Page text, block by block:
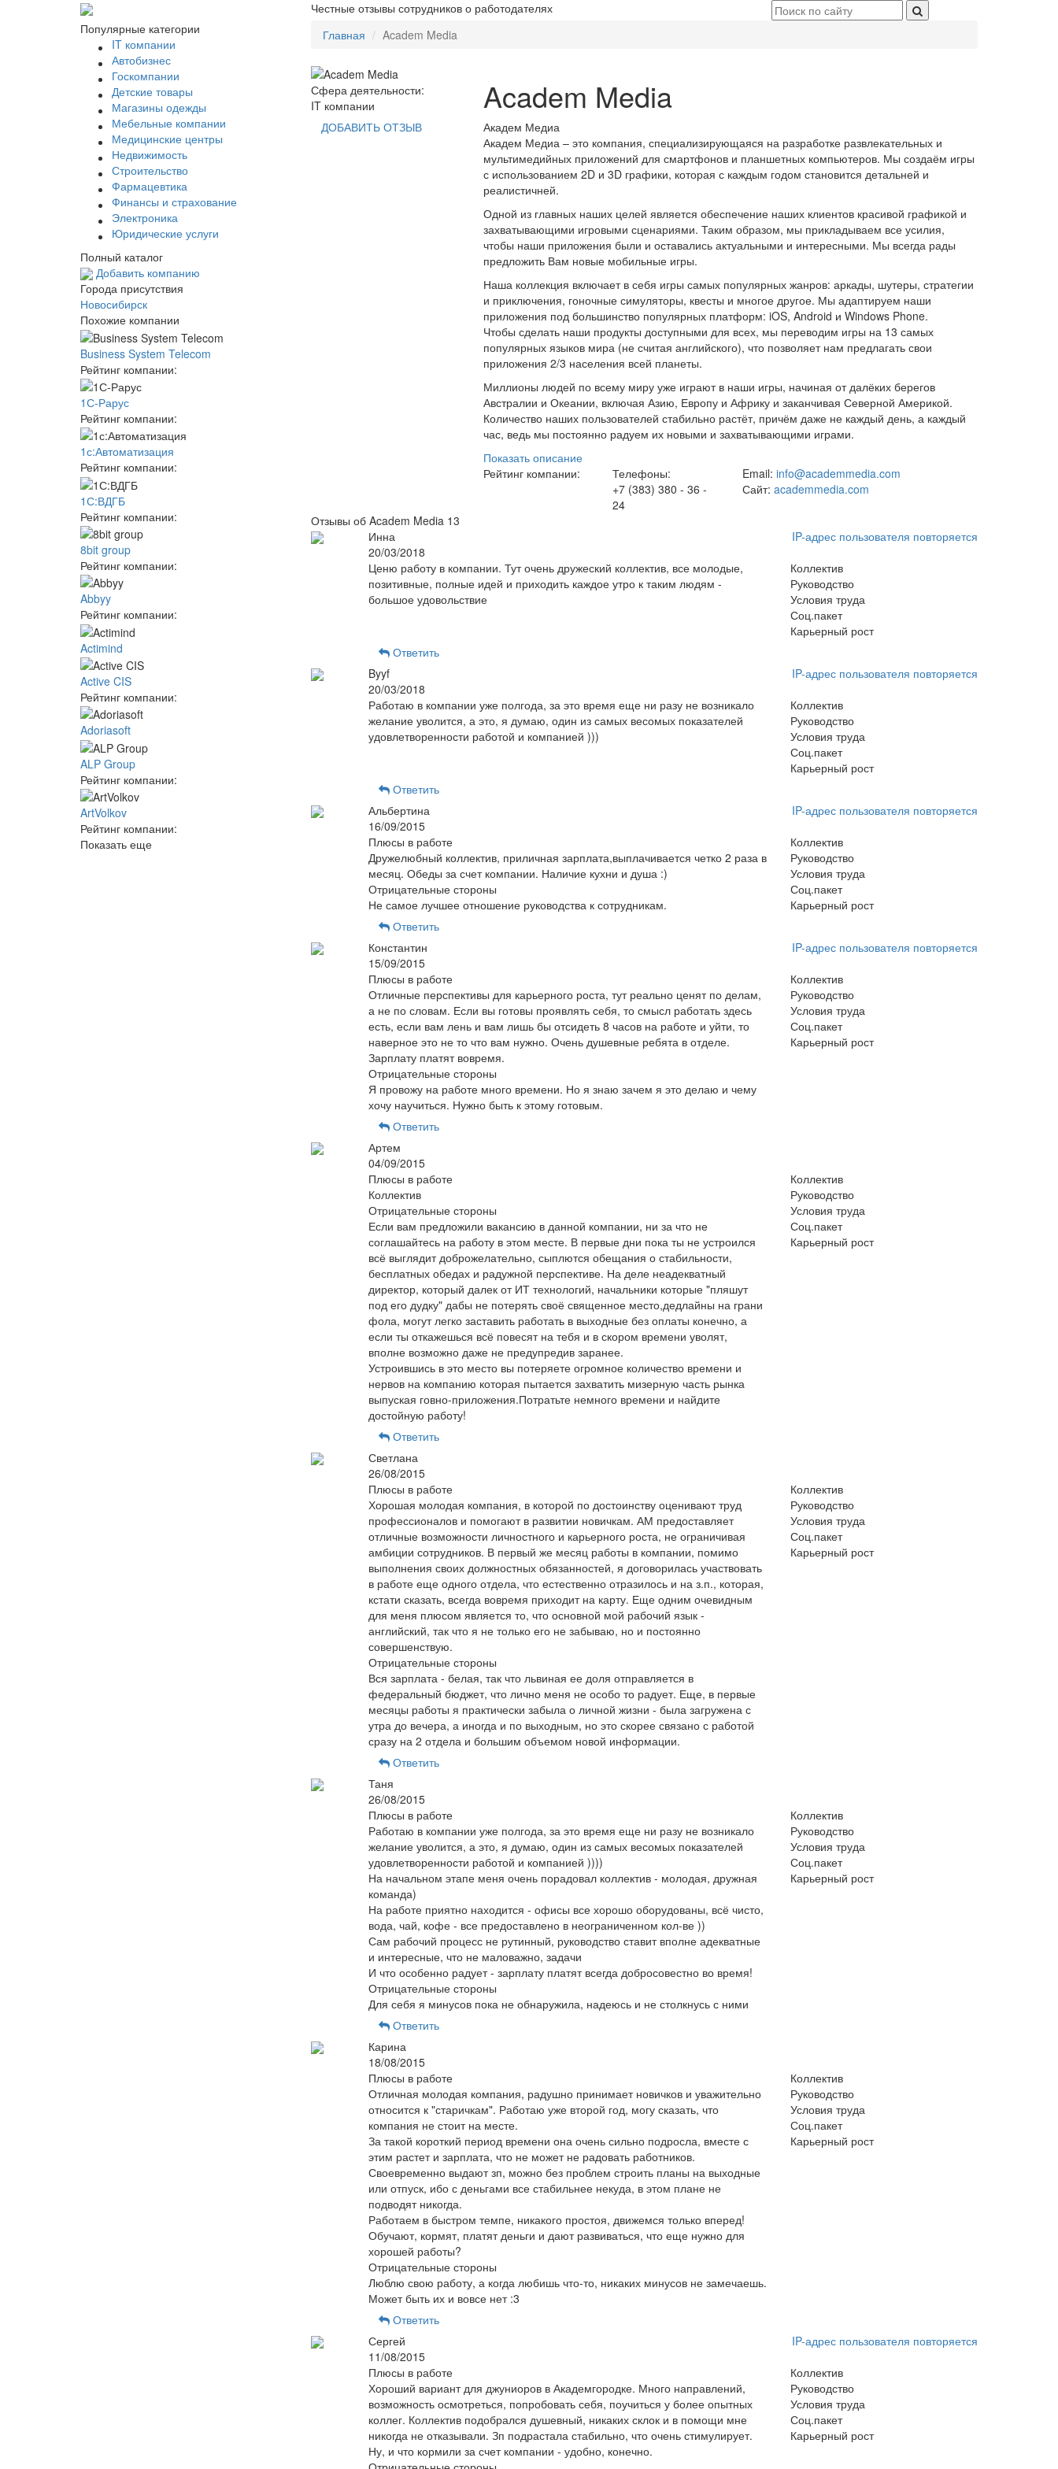
Честные отзывы сотрудников о работодателях
Популярные категории
IT компании
Автобизнес
Госкомпании
Детские товары
Магазины одежды
Мебельные компании
Медицинские центры
Недвижимость
Строительство
Фармацевтика
Финансы и страхование
Электроника
Юридические услуги
Полный каталог
Добавить компанию
Города присутствия
Новосибирск
Похожие компании
Business System Telecom
Рейтинг компании:
1С-Рарус
Рейтинг компании:
1с:Автоматизация
Рейтинг компании:
1С:ВДГБ
Рейтинг компании:
8bit group
Рейтинг компании:
Abbyy
Рейтинг компании:
Actimind
Active CIS
Рейтинг компании:
Adoriasoft
ALP Group
Рейтинг компании:
ArtVolkov
Рейтинг компании:
Показать еще
Главная Academ Media
Сфера деятельности:
IT компании
ДОБАВИТЬ ОТЗЫВ
Academ Media
Академ Медиа
Академ Медиа – это компания, специализирующаяся на разработке развлекательных и
мультимедийных приложений для смартфонов и планшетных компьютеров. Мы создаём игры
с использованием 2D и 3D графики, которая с каждым годом становится детальней и
реалистичней.
Одной из главных наших целей является обеспечение наших клиентов красивой графикой и
захватывающими игровыми сценариями. Таким образом, мы прикладываем все усилия,
чтобы наши приложения были и оставались актуальными и интересными. Мы всегда рады
предложить Вам новые мобильные игры.
Наша коллекция включает в себя игры самых популярных жанров: аркады, шутеры, стратегии
и приключения, гоночные симуляторы, квесты и многое другое. Мы адаптируем наши
приложения под большинство популярных платформ: iOS, Android и Windows Phone.
Чтобы сделать наши продукты доступными для всех, мы переводим игры на 13 самых
популярных языков мира (не считая английского), что позволяет нам предлагать свои
приложения 2/3 населения всей планеты.
Миллионы людей по всему миру уже играют в наши игры, начиная от далёких берегов
Австралии и Океании, включая Азию, Европу и Африку и заканчивая Северной Америкой.
Количество наших пользователей стабильно растёт, причём даже не каждый день, а каждый
час, ведь мы постоянно радуем их новыми и захватывающими играми.
Показать описание
Рейтинг компании:
Телефоны:
+7 (383) 380 - 36 -
24
Email: info@academmedia.com
Сайт: academmedia.com
Отзывы об Academ Media 13
Инна
20/03/2018
IP-адрес пользователя повторяется
Ценю работу в компании. Тут очень дружеский коллектив, все молодые,
позитивные, полные идей и приходить каждое утро к таким людям -
большое удовольствие
Коллектив
Руководство
Условия труда
Соц.пакет
Карьерный рост
Ответить
Byyf
20/03/2018
IP-адрес пользователя повторяется
Работаю в компании уже полгода, за это время еще ни разу не возникало
желание уволится, а это, я думаю, один из самых весомых показателей
удовлетворенности работой и компанией )))
Коллектив
Руководство
Условия труда
Соц.пакет
Карьерный рост
Ответить
Альбертина
16/09/2015
IP-адрес пользователя повторяется
Плюсы в работе
Дружелюбный коллектив, приличная зарплата,выплачивается четко 2 раза в
месяц. Обеды за счет компании. Наличие кухни и душа :)
Отрицательные стороны
Не самое лучшее отношение руководства к сотрудникам.
Коллектив
Руководство
Условия труда
Соц.пакет
Карьерный рост
Ответить
Константин
15/09/2015
IP-адрес пользователя повторяется
Плюсы в работе
Отличные перспективы для карьерного роста, тут реально ценят по делам,
а не по словам. Если вы готовы проявлять себя, то смысл работать здесь
есть, если вам лень и вам лишь бы отсидеть 8 часов на работе и уйти, то
наверное это не то что вам нужно. Очень душевные ребята в отделе.
Зарплату платят вовремя.
Отрицательные стороны
Я провожу на работе много времени. Но я знаю зачем я это делаю и чему
хочу научиться. Нужно быть к этому готовым.
Коллектив
Руководство
Условия труда
Соц.пакет
Карьерный рост
Ответить
Артем
04/09/2015
Плюсы в работе
Коллектив
Отрицательные стороны
Если вам предложили вакансию в данной компании, ни за что не
соглашайтесь на работу в этом месте. В первые дни пока ты не устроился
всё выглядит доброжелательно, сыплются обещания о стабильности,
бесплатных обедах и радужной перспективе. На деле неадекватный
директор, который далек от ИТ технологий, начальники которые "пляшут
под его дудку" дабы не потерять своё священное место,дедлайны на грани
фола, могут легко заставить работать в выходные без оплаты конечно, а
если ты откажешься всё повесят на тебя и в скором времени уволят,
вполне возможно даже не предупредив заранее.
Устроившись в это место вы потеряете огромное количество времени и
нервов на компанию которая пытается захватить мизерную часть рынка
выпуская говно-приложения.Потратьте немного времени и найдите
достойную работу!
Коллектив
Руководство
Условия труда
Соц.пакет
Карьерный рост
Ответить
Светлана
26/08/2015
Плюсы в работе
Хорошая молодая компания, в которой по достоинству оценивают труд
профессионалов и помогают в развитии новичкам. АМ предоставляет
отличные возможности личностного и карьерного роста, не ограничивая
амбиции сотрудников. В первый же месяц работы в компании, помимо
выполнения своих должностных обязанностей, я договорилась участвовать
в работе еще одного отдела, что естественно отразилось и на з.п., которая,
кстати сказать, всегда вовремя приходит на карту. Еще одним очевидным
для меня плюсом является то, что основной мой рабочий язык -
английский, так что я не только его не забываю, но и постоянно
совершенствую.
Отрицательные стороны
Вся зарплата - белая, так что львиная ее доля отправляется в
федеральный бюджет, что лично меня не особо то радует. Еще, в первые
месяцы работы я практически забыла о личной жизни - была загружена с
утра до вечера, а иногда и по выходным, но это скорее связано с работой
сразу на 2 отдела и большим объемом новой информации.
Коллектив
Руководство
Условия труда
Соц.пакет
Карьерный рост
Ответить
Таня
26/08/2015
Плюсы в работе
Работаю в компании уже полгода, за это время еще ни разу не возникало
желание уволится, а это, я думаю, один из самых весомых показателей
удовлетворенности работой и компанией ))))
На начальном этапе меня очень порадовал коллектив - молодая, дружная
команда)
На работе приятно находится - офисы все хорошо оборудованы, всё чисто,
вода, чай, кофе - все предоставлено в неограниченном кол-ве ))
Сам рабочий процесс не рутинный, руководство ставит вполне адекватные
и интересные, что не маловажно, задачи
И что особенно радует - зарплату платят всегда добросовестно во время!
Отрицательные стороны
Для себя я минусов пока не обнаружила, надеюсь и не столкнусь с ними
Коллектив
Руководство
Условия труда
Соц.пакет
Карьерный рост
Ответить
Карина
18/08/2015
Плюсы в работе
Отличная молодая компания, радушно принимает новичков и уважительно
относится к "старичкам". Работаю уже второй год, могу сказать, что
компания не стоит на месте.
За такой короткий период времени она очень сильно подросла, вместе с
этим растет и зарплата, что не может не радовать работников.
Своевременно выдают зп, можно без проблем строить планы на выходные
или отпуск, ибо с деньгами все стабильнее некуда, в этом плане не
подводят никогда.
Работаем в быстром темпе, никакого простоя, движемся только вперед!
Обучают, кормят, платят деньги и дают развиваться, что еще нужно для
хорошей работы?
Отрицательные стороны
Люблю свою работу, а когда любишь что-то, никаких минусов не замечаешь.
Может быть их и вовсе нет :3
Коллектив
Руководство
Условия труда
Соц.пакет
Карьерный рост
Ответить
Сергей
11/08/2015
IP-адрес пользователя повторяется
Плюсы в работе
Хороший вариант для джуниоров в Академгородке. Много направлений,
возможность осмотреться, попробовать себя, поучиться у более опытных
коллег. Коллектив подобрался душевный, никаких склок и в помощи мне
никогда не отказывали. Зп подрастала стабильно, что очень стимулирует.
Ну, и что кормили за счет компании - удобно, конечно.
Коллектив
Руководство
Условия труда
Соц.пакет
Карьерный рост